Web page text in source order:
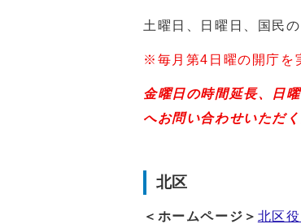
土曜日、日曜日、国民
※毎月第4日曜の開庁を
金曜日の時間延長、日
へお問い合わせいただ
北区
＜ホームページ＞ 北区